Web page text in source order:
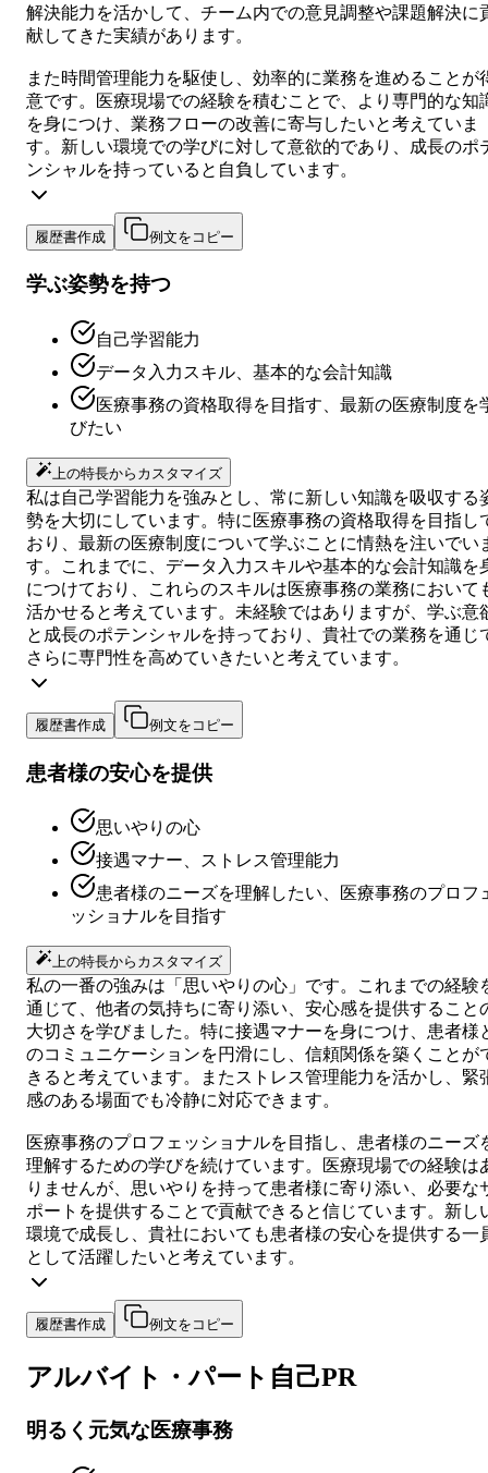
解決能力を活かして、チーム内での意見調整や課題解決に
献してきた実績があります。
また時間管理能力を駆使し、効率的に業務を進めることが
意です。医療現場での経験を積むことで、より専門的な知
を身につけ、業務フローの改善に寄与したいと考えていま
す。新しい環境での学びに対して意欲的であり、成長のポ
ンシャルを持っていると自負しています。
履歴書作成 例文をコピー
学ぶ姿勢を持つ
自己学習能力
データ入力スキル、基本的な会計知識
医療事務の資格取得を目指す、最新の医療制度を
びたい
上の特長からカスタマイズ
私は自己学習能力を強みとし、常に新しい知識を吸収する
勢を大切にしています。特に医療事務の資格取得を目指し
おり、最新の医療制度について学ぶことに情熱を注いでい
す。これまでに、データ入力スキルや基本的な会計知識を
につけており、これらのスキルは医療事務の業務において
活かせると考えています。未経験ではありますが、学ぶ意
と成長のポテンシャルを持っており、貴社での業務を通じ
さらに専門性を高めていきたいと考えています。
履歴書作成 例文をコピー
患者様の安心を提供
思いやりの心
接遇マナー、ストレス管理能力
患者様のニーズを理解したい、医療事務のプロフ
ッショナルを目指す
上の特長からカスタマイズ
私の一番の強みは「思いやりの心」です。これまでの経験
通じて、他者の気持ちに寄り添い、安心感を提供すること
大切さを学びました。特に接遇マナーを身につけ、患者様
のコミュニケーションを円滑にし、信頼関係を築くことが
きると考えています。またストレス管理能力を活かし、緊
感のある場面でも冷静に対応できます。
医療事務のプロフェッショナルを目指し、患者様のニーズ
理解するための学びを続けています。医療現場での経験は
りませんが、思いやりを持って患者様に寄り添い、必要な
ポートを提供することで貢献できると信じています。新し
環境で成長し、貴社においても患者様の安心を提供する一
として活躍したいと考えています。
履歴書作成 例文をコピー
アルバイト・パート 自己PR
明るく元気な医療事務